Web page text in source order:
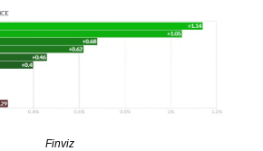
Finviz